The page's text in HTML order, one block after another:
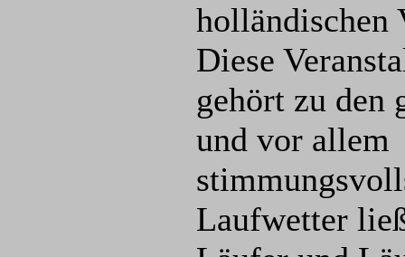
holländischen
Diese
gehört zu den
und vor allem
Laufwetter